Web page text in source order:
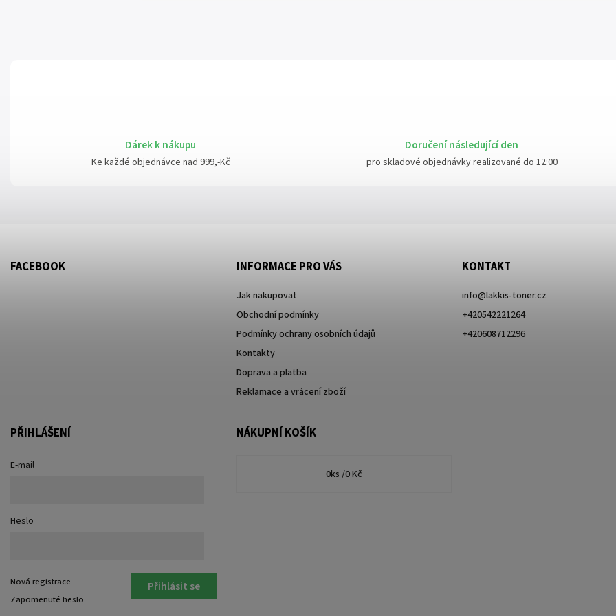
Dárek k nákupu
Ke každé objednávce nad 999,-Kč
Doručení následující den
pro skladové objednávky realizované do 12:00
FACEBOOK INFORMACE PRO VÁS
Jak nakupovat
Obchodní podmínky
Podmínky ochrany osobních údajů
Kontakty
Doprava a platba
Reklamace a vrácení zboží
KONTAKT
info@lakkis-toner.cz
+420542221264
+420608712296
PŘIHLÁŠENÍ
E-mail
Heslo
Přihlásit se
Nová registrace
Zapomenuté heslo
NÁKUPNÍ KOŠÍK
0ks /0 Kč